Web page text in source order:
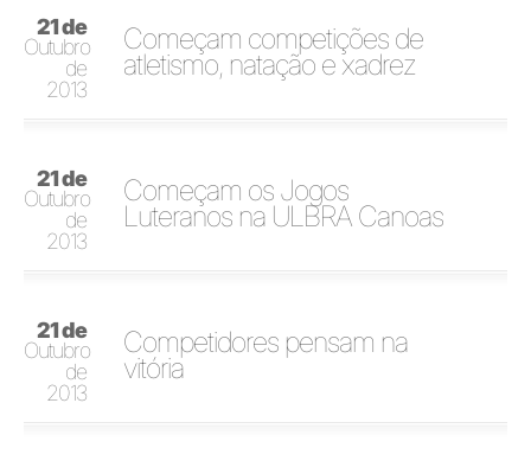
21 de
Outubro
de
2013
Começam competições de
atletismo, natação e xadrez
21 de
Outubro
de
2013
Começam os Jogos
Luteranos na ULBRA Canoas
21 de
Outubro
de
2013
Competidores pensam na
vitória